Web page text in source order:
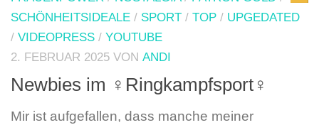
SCHÖNHEITSIDEALE / SPORT / TOP / UPGEDATED
/ VIDEOPRESS / YOUTUBE
2. FEBRUAR 2025 VON ANDI
Newbies im ♀️Ringkampfsport♀️
Mir ist aufgefallen, dass manche meiner